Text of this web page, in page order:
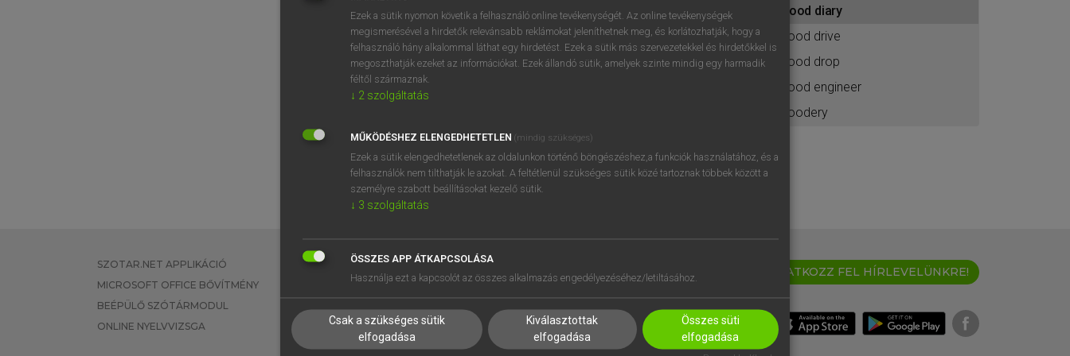
BELÉPÉS
próbaverziójának elindításához
regisztrálok ésbelépek.
REGISZTRÁCIÓ
food diary
food drive
food drop
food engineer
foodery
SZOTAR.NET APPLIKÁCIÓ
MICROSOFT OFFICE BŐVÍTMÉNY
BEÉPÜLŐ SZÓTÁRMODUL
ONLINE NYELVVIZSGA
EGYÉNI FELHASZNÁLÓKNAK
TANULÓKNAK
VÁLLALATI MEGOLDÁSOK
SÚGÓ
RÓLUNK
SÜTI BEÁLLÍTÁSOK
IRATKOZZ FEL HÍRLEVELÜNKRE!
Ezek a sütik nyomon követik a felhasználó online tevékenységét. Az online tevékenységek
megismerésével a hirdetők relevánsabb reklámokat jeleníthetnek meg, és korlátozhatják, hogy a
felhasználó hány alkalommal láthat egy hirdetést. Ezek a sütik más szervezetekkel és hirdetőkkel is
megoszthatják ezeket az információkat. Ezek állandó sütik, amelyek szinte mindig egy harmadik
féltől származnak.
↓ 2 szolgáltatás
MŰKÖDÉSHEZ ELENGEDHETETLEN (mindig szükséges)
Ezek a sütik elengedhetetlenek az oldalunkon történő böngészéshez,a funkciók használatához, és a
felhasználók nem tilthatják le azokat. A feltétlenül szükséges sütik közé tartoznak többek között a
személyre szabott beállításokat kezelő sütik.
↓ 3 szolgáltatás
ÖSSZES APP ÁTKAPCSOLÁSA
Használja ezt a kapcsolót az összes alkalmazás engedélyezéséhez/letiltásához.
Csak a szükséges sütik
elfogadása
Kiválasztottak
elfogadása
Összes süti
elfogadása